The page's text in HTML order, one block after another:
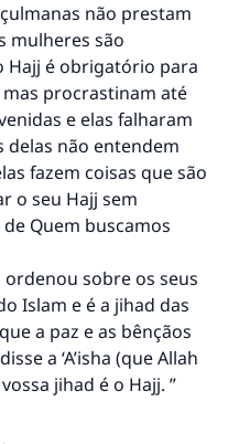
não prestam
mulheres são
Hajj é obrigatório para
procrastinam até
e elas falharam
delas não entendem
fazem coisas que são
o seu Hajj sem
Quem buscamos
ordenou sobre os seus
Islam e é a jihad das
a paz e as bênçãos
a ‘A’isha (que Allah
jihad é o Hajj. ”